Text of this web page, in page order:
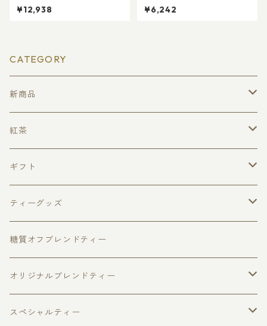
ス（有機栽培茶葉１００％）
リーフティー２０ｇ
¥12,938
ス（有機栽培茶葉１００％）
リーフティー１０ｇ
¥6,242
CATEGORY
新商品
クリスマスティー
ローズフォレスト
アップルパイ
福袋
ベリーフルーツ
紅茶
ピュアセイロンティー（無添加・無着香）
キャンディ
ウヴァ
フレーバードティー
チョコベリー
アールグレイ
ダージリン
ファーストフラッシュ
リーフティー
スパイスティー
ティーバッグ
ギフト
ピュアセイロンティー３種セット
マグカップ
キャディスプーン
さくらティー個包装ティーバッグ5個入
ティーグッズ
ティーポット
ハリオジャンピングティーポット
ティーカップ
ハリオティーカップ＆ソーサー
ティーストレーナー
糖質オフブレンドティー
オリジナルブレンドティー
糖質オフブレンド
スペシャルティー